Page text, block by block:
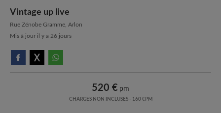
Vintage up live
Rue Zénobe Gramme, Arlon
Mis à jour il y a 26 jours
520 € pm
CHARGES NON INCLUSES - 160 €PM